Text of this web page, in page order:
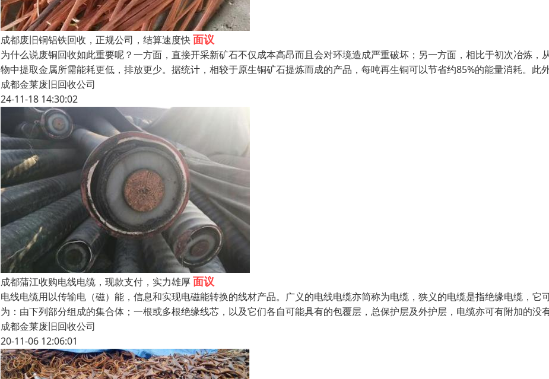
成都废旧铜铝铁回收，正规公司，结算速度快面议
为什么说废铜回收如此重要呢？一方面，直接开采新矿石不仅成本高昂而且会对环境造成严重破坏；另一方面，相比于初次冶炼，
物中提取金属所需能耗更低，排放更少。据统计，相较于原生铜矿石提炼而成的产品，每吨再生铜可以节省约85%的能量消耗。此
成都金莱废旧回收公司
24-11-18 14:30:02
成都蒲江收购电线电缆，现款支付，实力雄厚面议
电线电缆用以传输电（磁）能，信息和实现电磁能转换的线材产品。广义的电线电缆亦简称为电缆，狭义的电缆是指绝缘电缆，它
为：由下列部分组成的集合体；一根或多根绝缘线芯，以及它们各自可能具有的包覆层，总保护层及外护层，电缆亦可有附加的没
成都金莱废旧回收公司
20-11-06 12:06:01